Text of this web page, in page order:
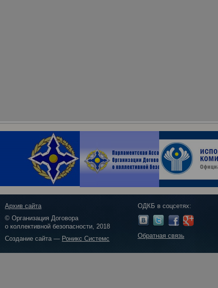
Архив сайта
© Организация Договора
о коллективной безопасности, 2018
Создание сайта — Роникс Системс
ОДКБ в соцсетях:
Обратная связь